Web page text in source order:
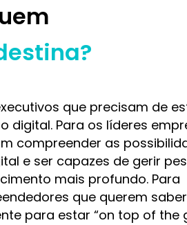
que precisam de
digital. Para os líderes
compreender as
e ser capazes de gerir
mais profundo. Para
que querem
para estar “on top of the